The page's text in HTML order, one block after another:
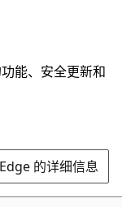
能、安全更新和
的详细信息